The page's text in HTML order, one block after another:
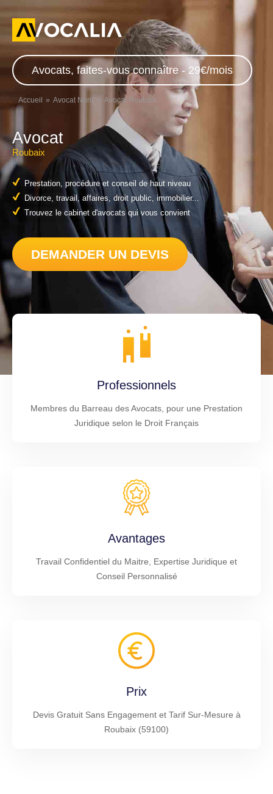
Avocats, faites-vous connaître - 29€/mois
Accueil Avocat Nord Avocat Roubaix
Avocat
Roubaix
Prestation, procédure et conseil de haut niveau
Divorce, travail, affaires, droit public, immobilier...
Trouvez le cabinet d'avocats qui vous convient
DEMANDER UN DEVIS
Professionnels
Membres du Barreau des Avocats, pour une Prestation
Juridique selon le Droit Français
Avantages
Travail Confidentiel du Maitre, Expertise Juridique et
Conseil Personnalisé
Prix
Devis Gratuit Sans Engagement et Tarif Sur-Mesure à
Roubaix (59100)